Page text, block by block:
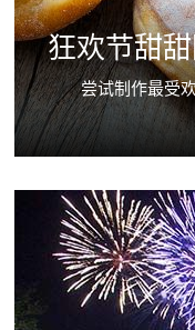
狂欢节甜
尝试制作最受欢